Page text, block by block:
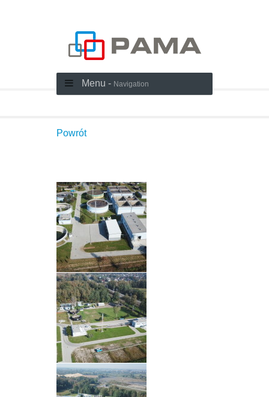
Menu - Navigation
Powrót